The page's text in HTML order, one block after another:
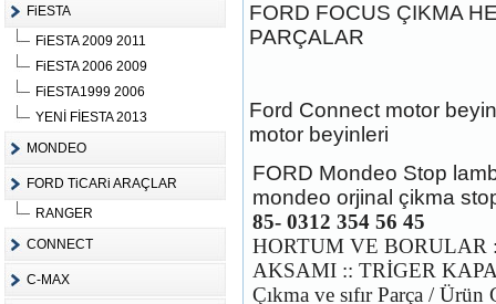
FiESTA
FiESTA 2009 2011
FiESTA 2006 2009
FiESTA1999 2006
YENİ FİESTA 2013
MONDEO
FORD TiCARi ARAÇLAR
RANGER
CONNECT
C-MAX
Ürün Kodu :
FORD CONNECT ÇIKMA
ÇELİK JANT CANT
komple motor
FORD FOCUS ÇIKMA
PARÇALAR
Ford Connect motor
motor beyinleri
FORD Mondeo Stop
mondeo orjinal çikma
85- 0312 354 56 45
HORTUM VE
AKSAMI :: TRİGER
Çıkma ve sıfır Parça / Ürün